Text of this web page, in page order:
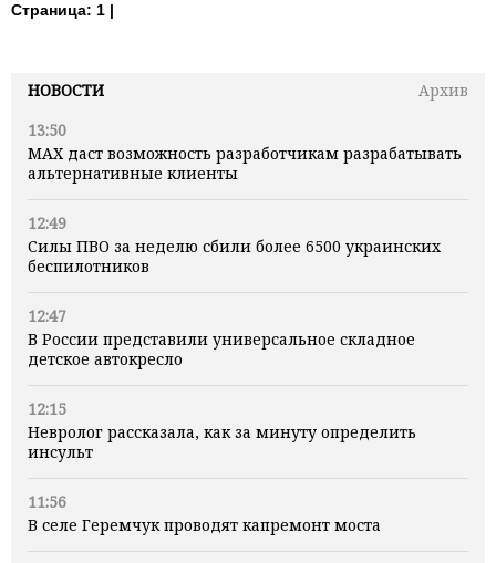
НОВОСТИ
Архив
13:50
MAX даст возможность разработчикам разрабатывать
альтернативные клиенты
12:49
Силы ПВО за неделю сбили более 6500 украинских
беспилотников
12:47
В России представили универсальное складное
детское автокресло
12:15
Невролог рассказала, как за минуту определить
инсульт
11:56
В селе Геремчук проводят капремонт моста
Страница: 1 |